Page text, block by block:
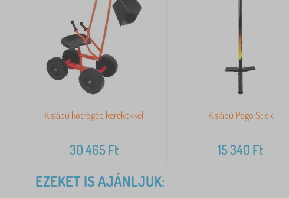
Kislábú kotrógép kerekekkel
30 465Ft
Kislábú Pogo Stick
15 340 Ft
EZEKET IS AJÁNLJUK: